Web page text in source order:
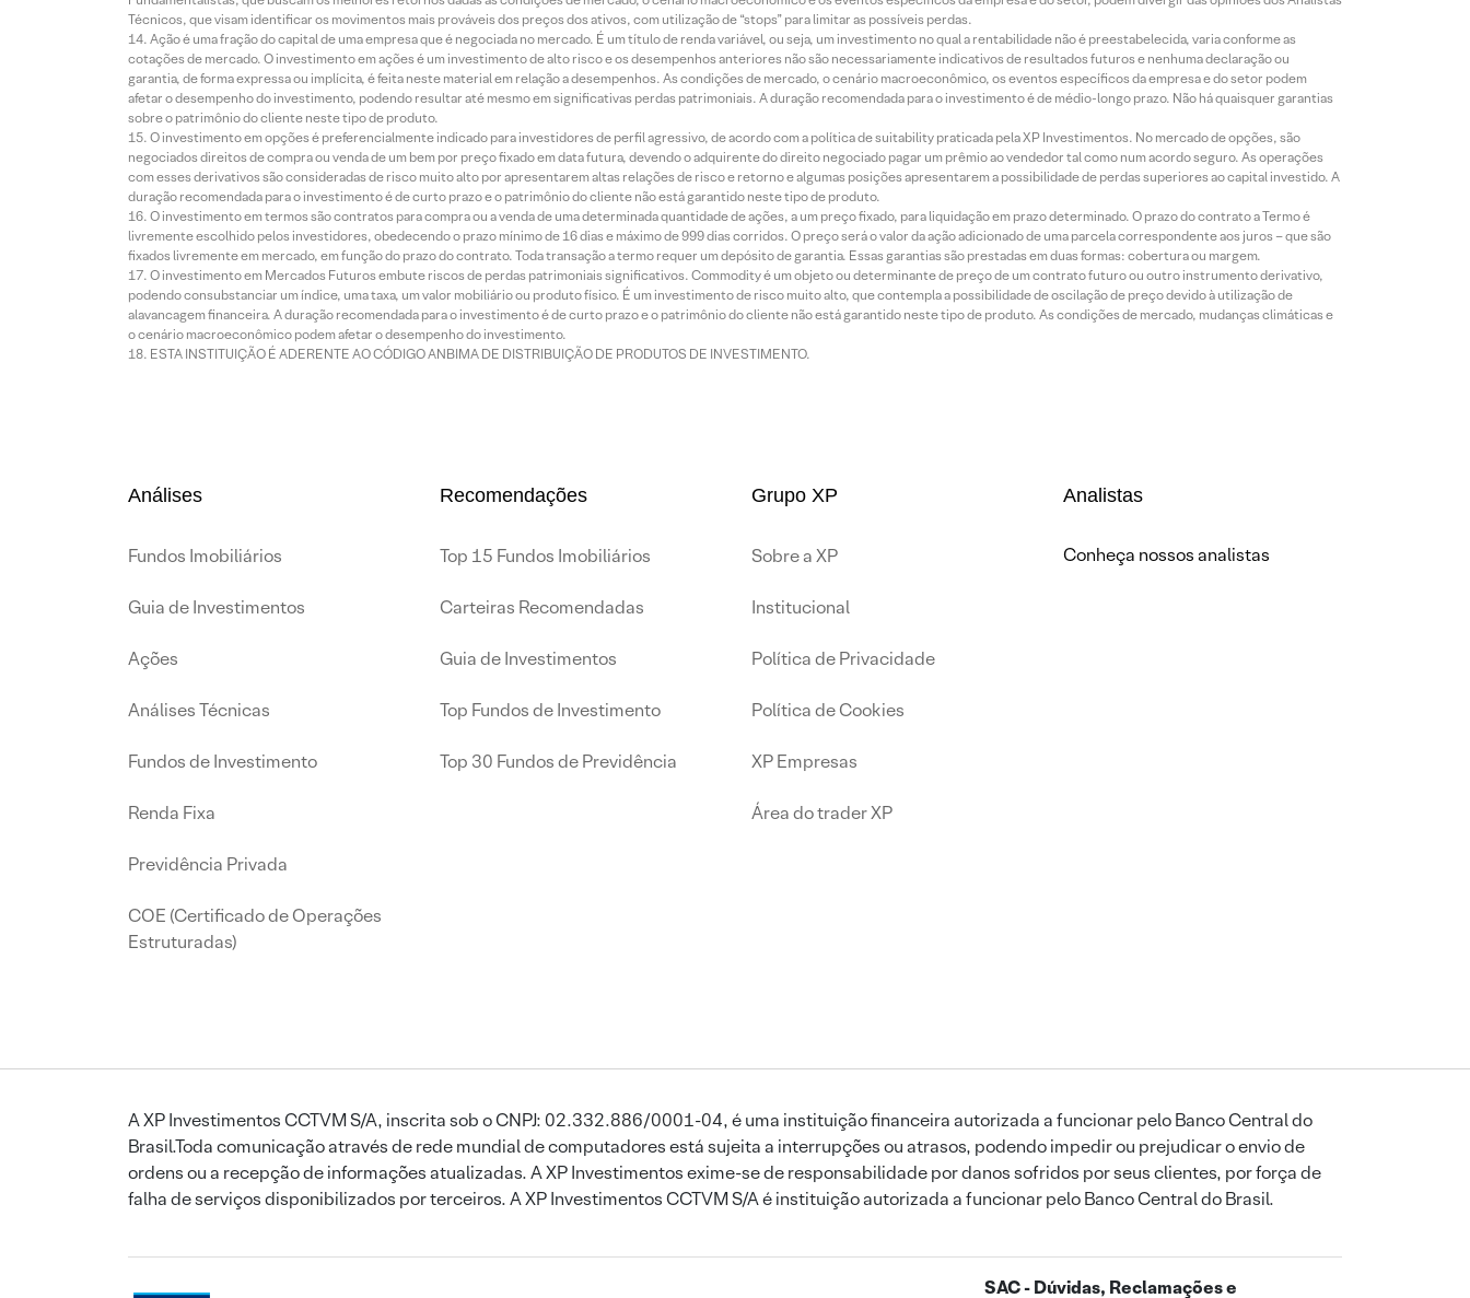
Técnicos, que visam identificar os movimentos mais prováveis dos preços dos ativos, com utilização de “stops” para limitar as possíveis perdas.
Ação é uma fração do capital de uma empresa que é negociada no mercado. É um título de renda variável, ou seja, um investimento no qual a rentabilidade não é preestabelecida, varia conforme as
cotações de mercado. O investimento em ações é um investimento de alto risco e os desempenhos anteriores não são necessariamente indicativos de resultados futuros e nenhuma declaração ou
garantia, de forma expressa ou implícita, é feita neste material em relação a desempenhos. As condições de mercado, o cenário macroeconômico, os eventos específicos da empresa e do setor podem
afetar o desempenho do investimento, podendo resultar até mesmo em significativas perdas patrimoniais. A duração recomendada para o investimento é de médio-longo prazo. Não há quaisquer garantias
sobre o patrimônio do cliente neste tipo de produto.
O investimento em opções é preferencialmente indicado para investidores de perfil agressivo, de acordo com a política de suitability praticada pela XP Investimentos. No mercado de opções, são
negociados direitos de compra ou venda de um bem por preço fixado em data futura, devendo o adquirente do direito negociado pagar um prêmio ao vendedor tal como num acordo seguro. As operações
com esses derivativos são consideradas de risco muito alto por apresentarem altas relações de risco e retorno e algumas posições apresentarem a possibilidade de perdas superiores ao capital investido. A
duração recomendada para o investimento é de curto prazo e o patrimônio do cliente não está garantido neste tipo de produto.
O investimento em termos são contratos para compra ou a venda de uma determinada quantidade de ações, a um preço fixado, para liquidação em prazo determinado. O prazo do contrato a Termo é
livremente escolhido pelos investidores, obedecendo o prazo mínimo de 16 dias e máximo de 999 dias corridos. O preço será o valor da ação adicionado de uma parcela correspondente aos juros – que são
fixados livremente em mercado, em função do prazo do contrato. Toda transação a termo requer um depósito de garantia. Essas garantias são prestadas em duas formas: cobertura ou margem.
O investimento em Mercados Futuros embute riscos de perdas patrimoniais significativos. Commodity é um objeto ou determinante de preço de um contrato futuro ou outro instrumento derivativo,
podendo consubstanciar um índice, uma taxa, um valor mobiliário ou produto físico. É um investimento de risco muito alto, que contempla a possibilidade de oscilação de preço devido à utilização de
alavancagem financeira. A duração recomendada para o investimento é de curto prazo e o patrimônio do cliente não está garantido neste tipo de produto. As condições de mercado, mudanças climáticas e
o cenário macroeconômico podem afetar o desempenho do investimento.
ESTA INSTITUIÇÃO É ADERENTE AO CÓDIGO ANBIMA DE DISTRIBUIÇÃO DE PRODUTOS DE INVESTIMENTO.
Análises
Fundos Imobiliários
Guia de Investimentos
Ações
Análises Técnicas
Fundos de Investimento
Renda Fixa
Previdência Privada
COE (Certificado de Operações
Estruturadas)
Recomendações
Top 15 Fundos Imobiliários
Carteiras Recomendadas
Guia de Investimentos
Top Fundos de Investimento
Top 30 Fundos de Previdência
Grupo XP
Sobre a XP
Institucional
Política de Privacidade
Política de Cookies
XP Empresas
Área do trader XP
Analistas
Conheça nossos analistas
A XP Investimentos CCTVM S/A, inscrita sob o CNPJ: 02.332.886/0001-04, é uma instituição financeira autorizada a funcionar pelo Banco Central do
Brasil.Toda comunicação através de rede mundial de computadores está sujeita a interrupções ou atrasos, podendo impedir ou prejudicar o envio de
ordens ou a recepção de informações atualizadas. A XP Investimentos exime-se de responsabilidade por danos sofridos por seus clientes, por força de
falha de serviços disponibilizados por terceiros. A XP Investimentos CCTVM S/A é instituição autorizada a funcionar pelo Banco Central do Brasil.
SAC - Dúvidas, Reclamações e